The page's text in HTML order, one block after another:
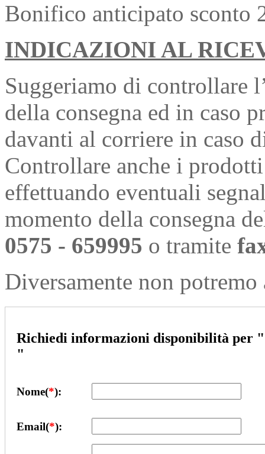
Bonifico anticipato sconto
INDICAZIONI AL
Suggeriamo di controllare
della consegna ed in caso
davanti al corriere in caso
Controllare anche i
effettuando eventuali
momento della consegna
0575 - 659995 o tramite
Diversamente non potremo
Richiedi informazioni disponibilità per
"
Nome(*):
Email(*):